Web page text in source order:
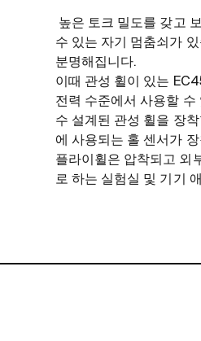
높은 토크 밀도를 갖고
수 있는 자기 멈춤쇠가
분명해집니다.
이때 관성 휠이 있는
전력 수준에서 사용할
수 설계된 관성 휠을 장
에 사용되는 홀 센서가
플라이휠은 압착되고 외
로 하는 실험실 및 기기